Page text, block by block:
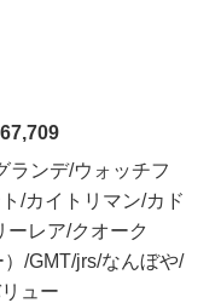
ランデ/ウォッチフ
/カイトリマン/カド
ーレア/クオーク
/GMT/jrs/なんぼや/
ュー